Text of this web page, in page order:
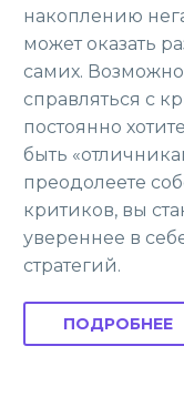
накоплению
может оказать
самих.
справляться с
постоянно
быть
преодолеете
критиков, вы
увереннее в
стратегий.
ПОДРОБНЕЕ